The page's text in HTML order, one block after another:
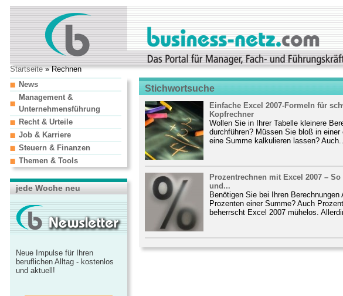
Startseite» Rechnen
Stichwortsuche
Einfache Excel 2007-Formeln für
Kopfrechner
Wollen Sie in Ihrer Tabelle kleinere
durchführen? Müssen Sie bloß in einer
eine Summe kalkulieren lassen? Auch...
Prozentrechnen mit Excel 2007 –
und...
Benötigen Sie bei Ihren Berechnungen
Prozenten einer Summe? Auch
beherrscht Excel 2007 mühelos.
News
Management &
Unternehmensführung
Recht & Urteile
Job & Karriere
Steuern & Finanzen
Themen & Tools
jede Woche neu
Neue Impulse für Ihren
beruflichen Alltag - kostenlos
und aktuell!